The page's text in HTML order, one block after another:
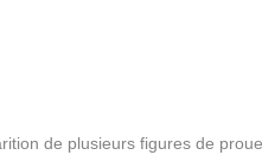
de plusieurs figures de